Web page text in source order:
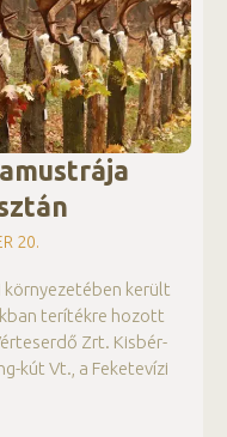
20.
került
terítékre hozott
Zrt. Kisbér-
kút Vt., a Feketevízi